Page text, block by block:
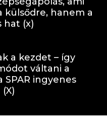
külsődre, hanem a
hat (x)
a kezdet – így
váltani a
SPAR ingyenes